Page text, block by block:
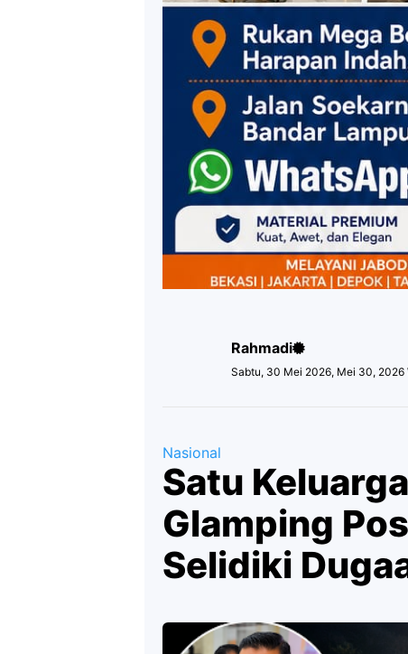
Rahmadi
Sabtu, 30 Mei 2026, Mei 30, 2026
Nasional
Satu
Glamping
Selidiki